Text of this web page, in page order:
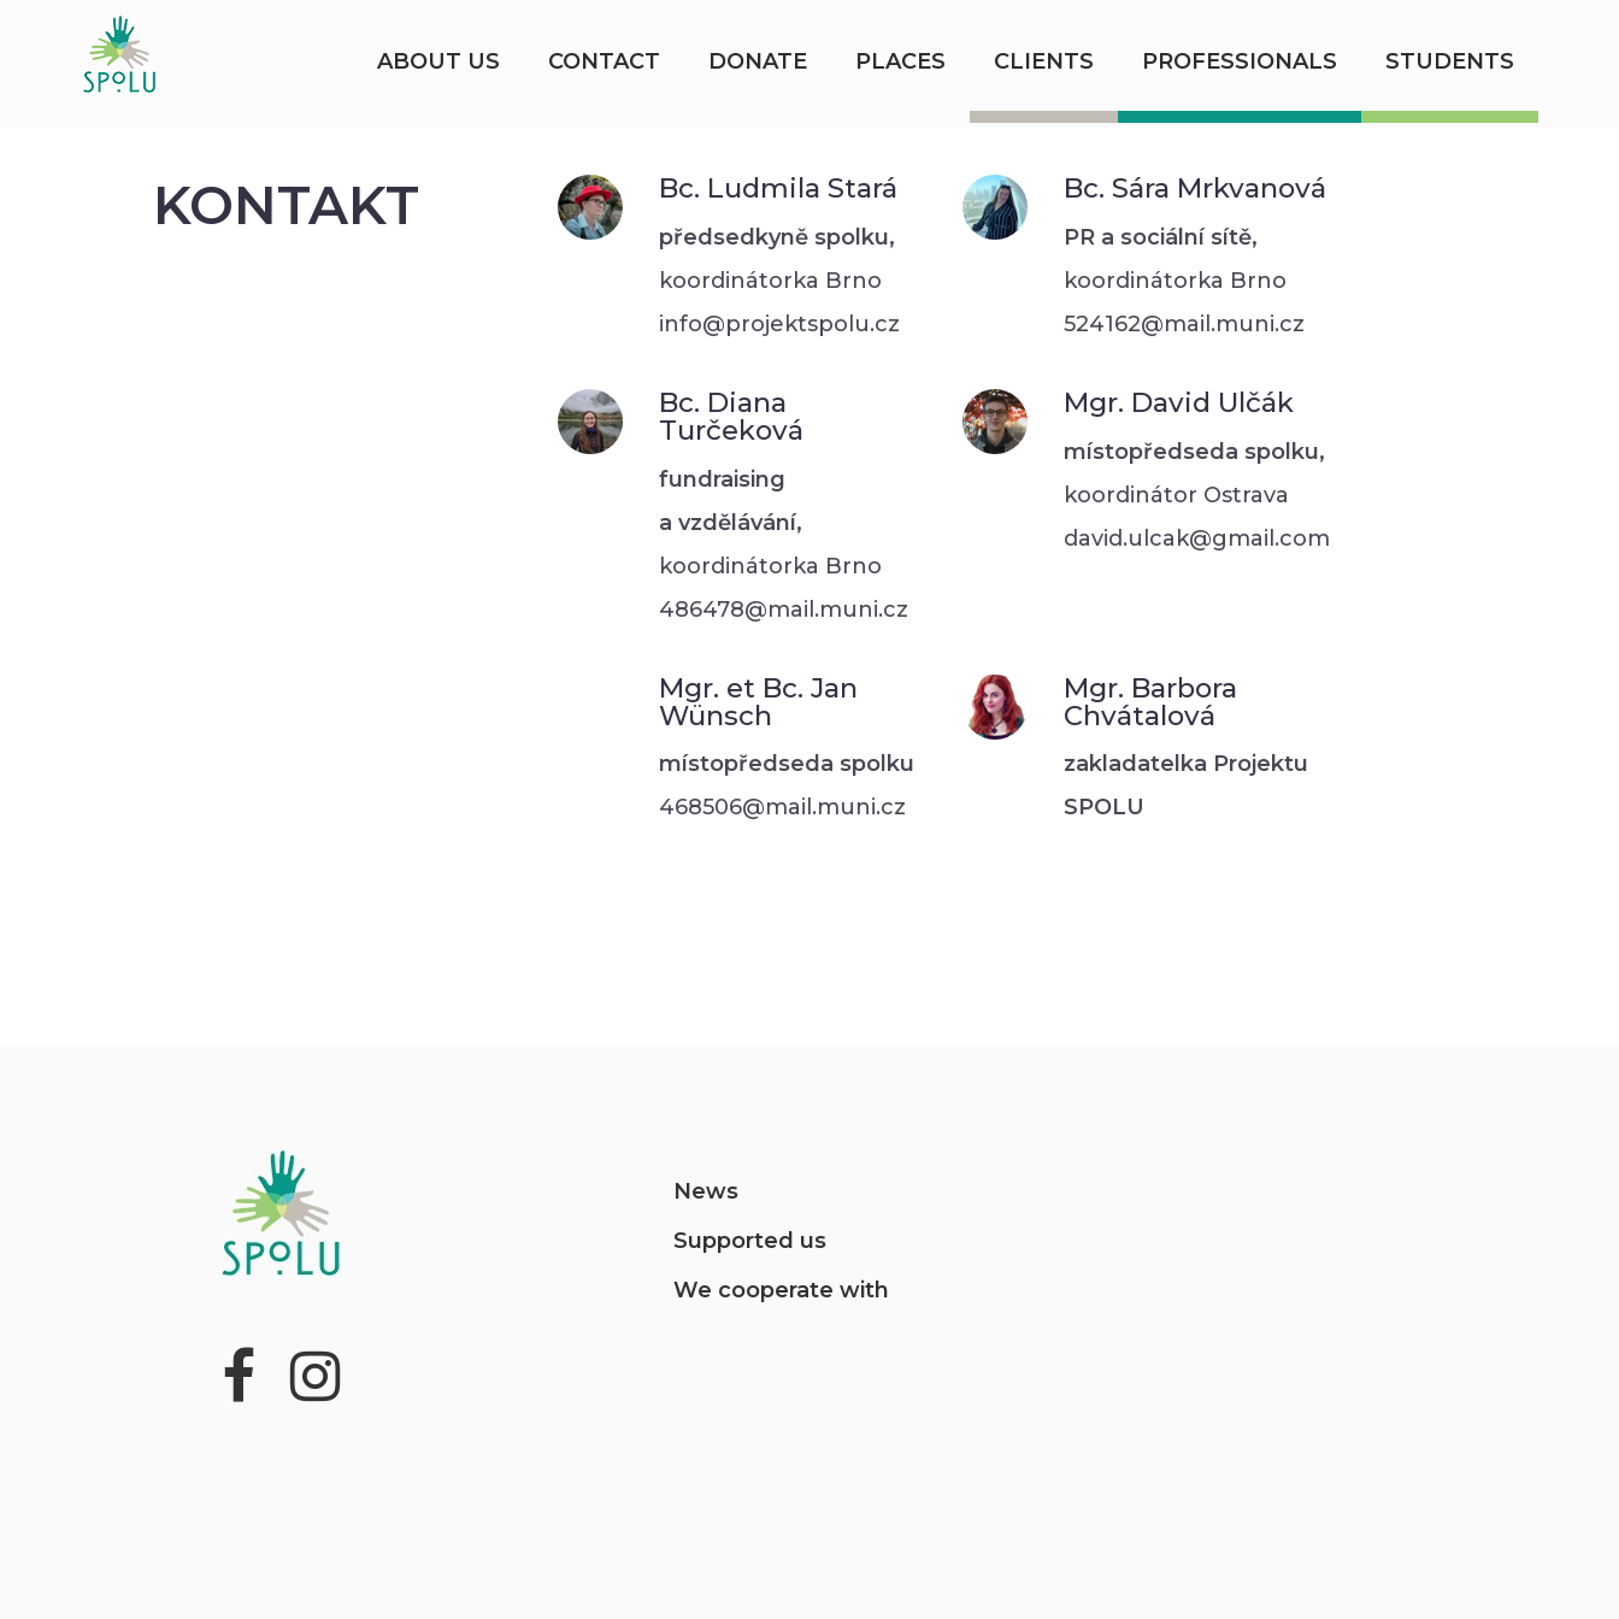
ABOUT US CONTACT DONATE PLACES CLIENTS PROFESSIONALS STUDENTS
KONTAKT Bc. Ludmila Stará
předsedkyně spolku,
koordinátorka Brno
info@projektspolu.cz
Bc. Sára Mrkvanová
PR a sociální sítě,
koordinátorka Brno
524162@mail.muni.cz
Bc. Diana
Turčeková
fundraising
a vzdělávání,
koordinátorka Brno
486478@mail.muni.cz
Mgr. David Ulčák
místopředseda spolku,
koordinátor Ostrava
david.ulcak@gmail.com
Mgr. et Bc. Jan
Wünsch
místopředseda spolku
468506@mail.muni.cz
Mgr. Barbora
Chvátalová
zakladatelka Projektu
SPOLU
News
Supported us
We cooperate with